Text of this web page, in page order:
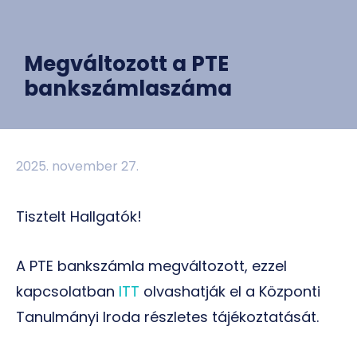
Megváltozott a PTE
bankszámlaszáma
2025. november 27.
Tisztelt Hallgatók!
A PTE bankszámla megváltozott, ezzel
kapcsolatban ITT olvashatják el a Központi
Tanulmányi Iroda részletes tájékoztatását.